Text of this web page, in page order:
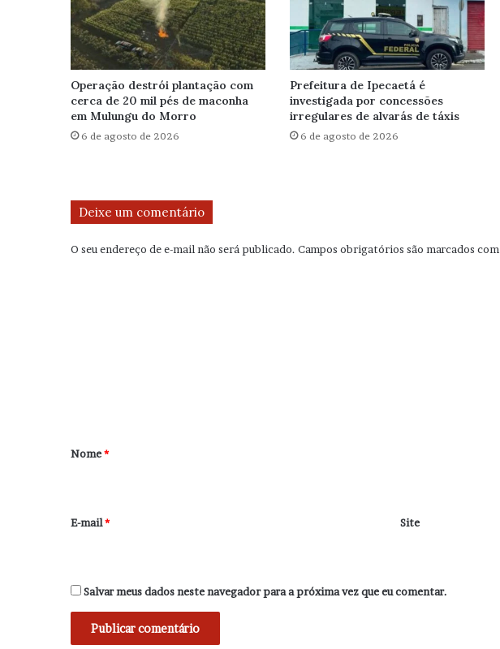
Operação destrói plantação com
cerca de 20 mil pés de maconha
em Mulungu do Morro
6 de agosto de 2026
Prefeitura de Ipecaetá é
investigada por concessões
irregulares de alvarás de táxis
6 de agosto de 2026
Deixe um comentário
O seu endereço de e-mail não será publicado. Campos obrigatórios são marcados com
r
*
Nome*
E-mail* Site
Salvar meus dados neste navegador para a próxima vez que eu comentar.